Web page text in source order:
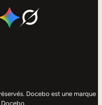
Docebo est une marque